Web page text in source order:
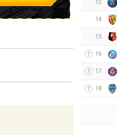
13
14
15
16
17
18